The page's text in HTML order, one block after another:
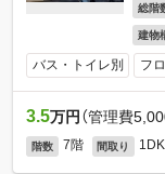
総階
建物
バス・トイレ別 フ
3.5万円 （管理費
階数 7階 間取り 1DK